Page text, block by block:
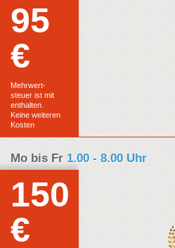
95
€
Festpreis
Mehrwert-
steuer ist mit
enthalten.
Keine weiteren
Kosten
Mo bis Fr 1.00 - 8.00 Uhr
150
€